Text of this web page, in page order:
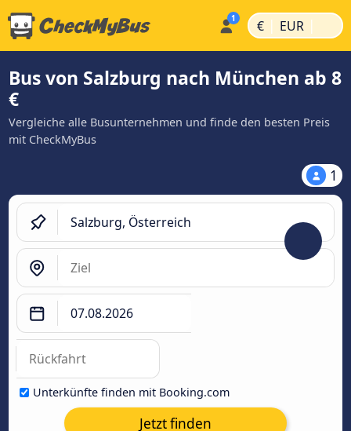
€ | EUR |
Bus von Salzburg nach München ab 8
€
Vergleiche alle Busunternehmen und finde den besten Preis
mit CheckMyBus
1
Unterkünfte finden mit Booking.com
Jetzt finden